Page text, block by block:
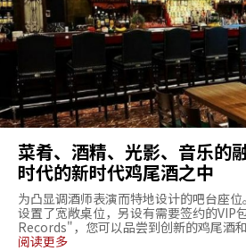
菜肴、酒精、光影、音乐的
时代的新时代鸡尾酒之中
为凸显调酒师表演而特地设计的吧台座
设置了宽敞桌位，另设有需要签约的VIP
Records"，您可以品尝到创新的鸡尾酒
是适合配酒的"生火腿和无花果佐马斯卡
阅读更多